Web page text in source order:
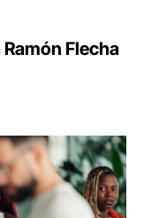
Flecha